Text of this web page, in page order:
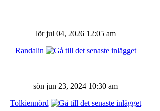
lör jul 04, 2026 12:05 am
Randalin
sön jun 23, 2024 10:30 am
Tolkiennörd